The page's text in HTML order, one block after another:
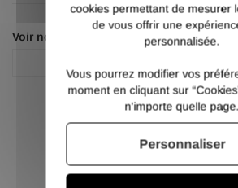
Voir nos autres pages :
cookies permettant de mesurer
de vous offrir une
personnalisée.
Vous pourrez modifier vos
moment en cliquant sur
n'importe quelle page.
Personnaliser